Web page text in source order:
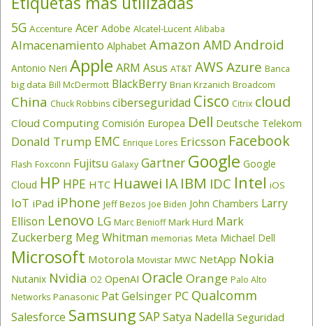
5G Accenture Acer Adobe Alcatel-Lucent Alibaba
Almacenamiento Alphabet Amazon AMD Android
Antonio Neri Apple ARM Asus AT&T AWSAzure Banca
big data Bill McDermott BlackBerry Brian Krzanich Broadcom
China Chuck Robbins ciberseguridad Cisco Citrix cloud
Cloud Computing Comisión Europea Dell Deutsche Telekom
Donald Trump EMC Enrique Lores Ericsson Facebook
Flash Foxconn Fujitsu Galaxy Gartner Google Google
Cloud HP HPE HTC Huawei IA IBM IDC Intel iOS
IoT iPad iPhone Jeff Bezos Joe Biden John Chambers Larry
Ellison Lenovo LG Marc Benioff Mark Hurd Mark
Zuckerberg Meg Whitman memorias Meta Michael Dell
Microsoft Motorola Movistar MWC NetApp Nokia
Nutanix Nvidia O2 OpenAI Oracle Orange Palo Alto
Networks Panasonic Pat Gelsinger PC Qualcomm
Salesforce Samsung SAP Satya Nadella Seguridad